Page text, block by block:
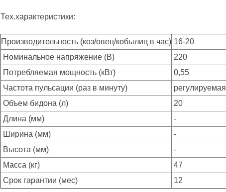
Тех.характеристики:
Производительность (коз/овец/кобылиц в час) 16-20
Номинальное напряжение (В)
220
Потребляемая мощность (кВт)
0,55
Частота пульсации (раз в минуту)
регулируемая
Объем бидона (л)
20
Длина (мм)
-
Ширина (мм)
-
Высота (мм)
-
Масса (кг)
47
Срок гарантии (мес)
12